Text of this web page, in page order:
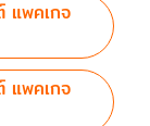
แพคเกจ
แพคเกจ